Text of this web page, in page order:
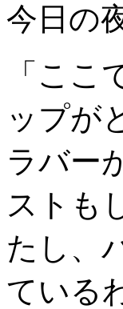
今日の
「こ
ップが
ラバー
ストも
たし、
ている